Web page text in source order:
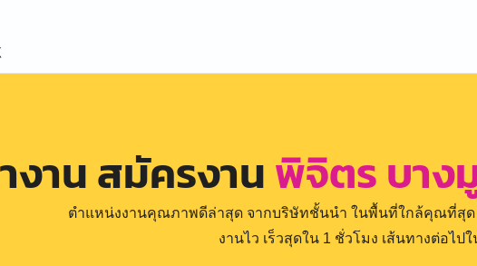
งาน สมัครงานพิจิตร บาง
ตำแหน่งงานคุณภาพดีล่าสุด จากบริษัทชั้นนำ ในพื้นที่ใกล้คุณที่สุ
งานไว เร็วสุดใน 1 ชั่วโมง เส้นทางต่อไ